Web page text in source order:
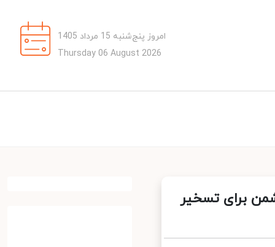
امروز پنج‌شنبه 15 مرداد 1405
Thursday 06 August 2026
برای تسخیر